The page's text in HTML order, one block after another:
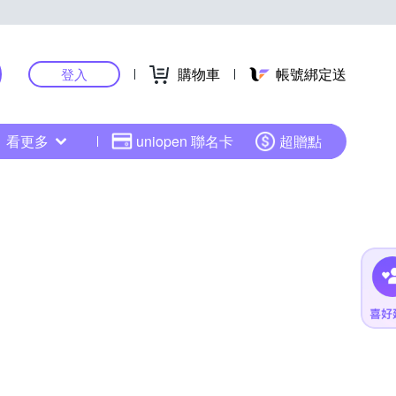
登入 購物車 帳號綁定送
看更多 uniopen 聯名卡 超贈點